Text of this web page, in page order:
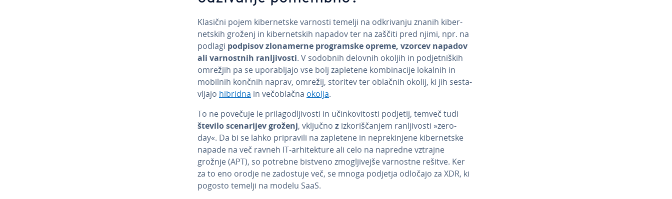
Klasični pojem ki­ber­net­ske varnosti temelji na od­kri­va­nju znanih ki­ber­
net­skih groženj in ki­ber­net­skih napadov ter na zaščiti pred njimi, npr. na
podlagi podpisov zlo­na­mer­ne pro­gram­ske opreme, vzorcev napadov
ali var­no­stnih ran­lji­vo­sti. V sodobnih delovnih okoljih in pod­je­tni­ških
omrežjih pa se upo­ra­blja­jo vse bolj zapletene kom­bi­na­ci­je lokalnih in
mobilnih končnih naprav, omrežij, storitev ter oblačnih okolij, ki jih se­sta­
vlja­jo hibridna in ve­č­o­blač­na okolja.
To ne povečuje le pri­la­go­dlji­vo­sti in učin­ko­vi­to­sti podjetij, temveč tudi
število sce­na­ri­jev groženj, vključno z iz­ko­ri­šča­njem ran­lji­vo­sti »zero-
day«. Da bi se lahko pri­pra­vi­li na zapletene in ne­pre­ki­nje­ne ki­ber­net­ske
napade na več ravneh IT-ar­hi­tek­tu­re ali celo na napredne vztrajne
grožnje (APT), so potrebne bistveno zmo­glji­vej­še varnostne rešitve. Ker
za to eno orodje ne zadostuje več, se mnoga podjetja odločajo za XDR, ki
pogosto temelji na modelu SaaS.